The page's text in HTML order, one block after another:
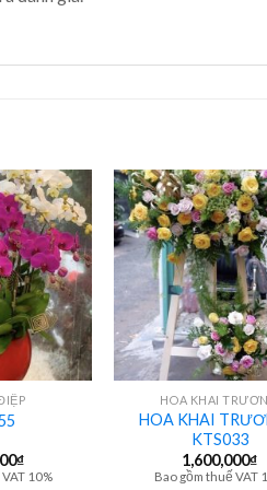
₫
10%
+
HOA KHAI
HOA KHAI
KTS033
1,600,000₫
Bao gồm thuế VAT